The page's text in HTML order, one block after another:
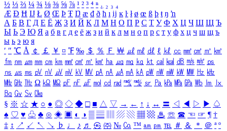
½ ⅓ ⅔ ¼ ¾ ⅛ ⅜ ⅝ ⅞ ¹ ² ³ ⁴ ⁿ ₁ ₂ ₃ ₄
Æ Ð Ħ Ĳ Ł Ø Œ Þ Ŧ Ŋ æ đ ð ħ ı ĳ ĸ ŀ ł ø œ ß þ ŧ ŋ ŉ
А Б В Г Д Е Ё Ж З И Й К Л М Н О П Р С Т У Ф Х Ц Ч Ш Щ Ъ
Ы Ь Э Ю Я а б в г д е ё ж з и й к л м н о п р с т у ф х ц ч ш щ ъ
ы ь э ю я
′ ″ ℃ Å ￠ ￡ ￥ ¤ ℉ ‰ ＄ ％ Ｆ ￦ ㎕ ㎖ ㎗ ℓ ㎘ ㏄ ㎣ ㎤ ㎥ ㎦
㎙ ㎚ ㎛ ㎜ ㎝ ㎞ ㎟ ㎠ ㎡ ㎢ ㏊ ㎍ ㎎ ㎏ ㏏ ㎈ ㎉ ㏈ ㎧ ㎨ ㎰
㎱ ㎲ ㎳ ㎴ ㎵ ㎶ ㎷ ㎸ ㎹ ㎀ ㎁ ㎂ ㎃ ㎄ ㎺ ㎻ ㎽ ㎾ ㎿ ㎐ ㎑
㎒ ㎓ ㎔ Ω ㏀ ㏁ ㎊ ㎋ ㎌ ㏖ ㏅ ㎭ ㎮ ㎯ ㏛ ㎩ ㎪ ㎫ ㎬ ㏝ ㏐
㏓
㏃ ㏉ ㏜ ㏆
§ ※ ☆ ★ ○ ● ◎ ◇ ◆ □ ■ △ ▽ → ← ↑ ↓ ↔ 〓 ◁ ◀ ▷ ▶ ♤
♠ ♡ ♥ ♧ ♣ ⊙ ◈ ▣ ◐ ◑ ▒ ▤ ▨ ▧ ▦ ▩ ♨ ☏ ☎ ☜ ☞ ¶ †
‡ ↕ ↗ ↙ ↖ ↘ ♭ ♩ ♪ ♬ ㉿ ㈜ № ㏇ ™ ㏂ ㏘ ℡ ＃ ＆ ＊ ＠ ª º